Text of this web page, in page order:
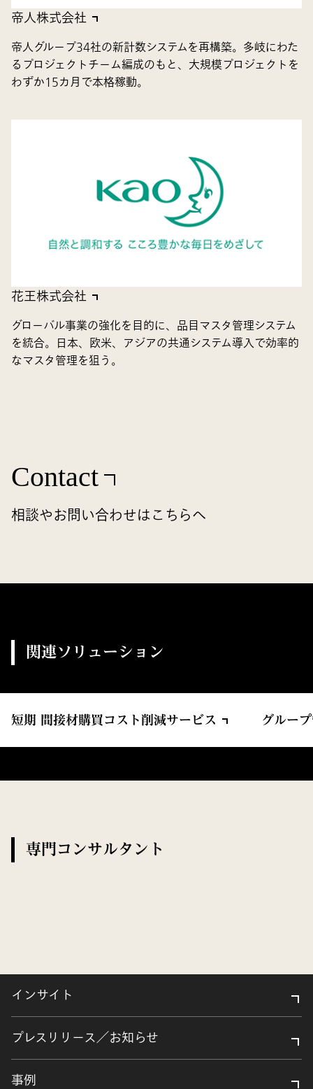
帝人株式会社
帝人グループ34社の新計数システムを再構築。多岐にわた
るプロジェクトチーム編成のもと、大規模プロジェクトを
わずか15カ月で本格稼動。
花王株式会社
グローバル事業の強化を目的に、品目マスタ管理システム
を統合。日本、欧米、アジアの共通システム導入で効率的
なマスタ管理を狙う。
Contact
相談やお問い合わせはこちらへ
関連ソリューション
短期 間接材購買コスト削減サービス グルー
専門コンサルタント
インサイト
プレスリリース／お知らせ
事例